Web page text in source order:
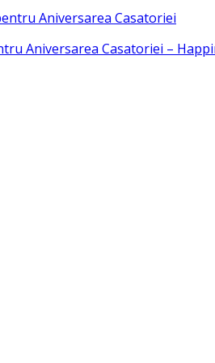
Aniversarea Casatoriei –